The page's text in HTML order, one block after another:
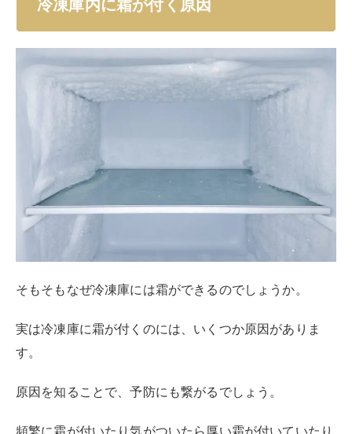
い庫内の温度が十分に下がりません。
すると庫内の湿気が結露になり、霜が発生してしまいま
す。
冷凍庫に容量以上の食品を詰めている場合は、冷却口が
ふさがっていることが原因で霜が発生しているのかもし
れません。
また冷蔵室の収納率が7割なのに対して、冷凍室の収納
率は10割が理想的と言われています。
冷凍室は食品自体が保冷材の役目を果たすことから、た
くさん入れた方が良いとされているからです。
しかしながら冷却口をふさいでしまうと霜の原因になっ
てしまいます。
必要以上に食材を詰め込むのは控えましょう。
またホコリやゴミで冷却口がふさがっていることもあり